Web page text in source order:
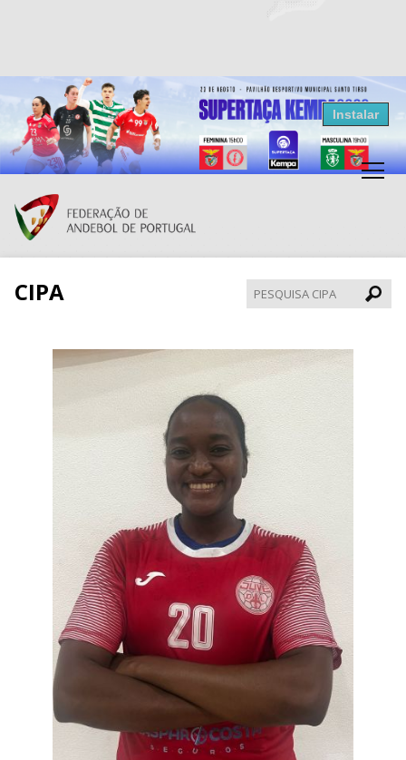
Resultados Andebol
Federação de Andebol de Portugal
Grátis - Disponivel na Play Store
Instalar
CIPA
CIPA